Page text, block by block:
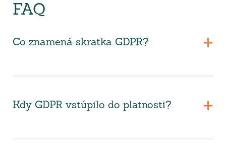
FAQ
Co znamená skratka GDPR?
Kdy GDPR vstúpilo do platnosti?